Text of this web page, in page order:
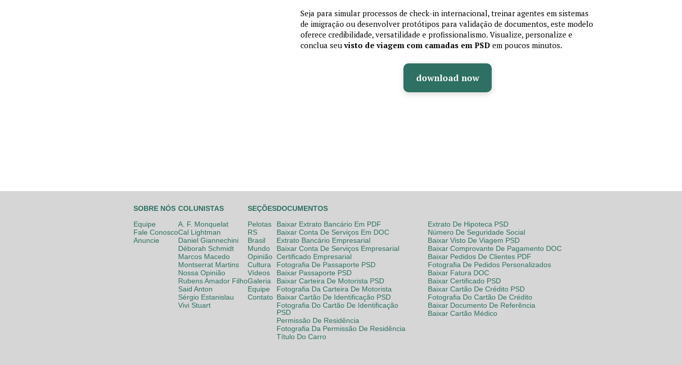
Seja para simular processos de check-in internacional, treinar agentes em sistemas
de imigração ou desenvolver protótipos para validação de documentos, este modelo
oferece credibilidade, versatilidade e profissionalismo. Visualize, personalize e
conclua seuvisto de viagem com camadas em PSD em poucos minutos.
download now
SOBRE NÓS
Equipe
Fale Conosco
Anuncie
COLUNISTAS
A. F. Monquelat
Cal Lightman
Daniel Giannechini
Déborah Schmidt
Marcos Macedo
Montserrat Martins
Nossa Opinião
Rubens Amador Filho
Said Anton
Sérgio Estanislau
Vivi Stuart
SEÇÕES
Pelotas
RS
Brasil
Mundo
Opinião
Cultura
Vídeos
Galeria
Equipe
Contato
DOCUMENTOS
Baixar Extrato Bancário Em PDF
Baixar Conta De Serviços Em DOC
Extrato Bancário Empresarial
Baixar Conta De Serviços Empresarial
Certificado Empresarial
Fotografia De Passaporte PSD
Baixar Passaporte PSD
Baixar Carteira De Motorista PSD
Fotografia Da Carteira De Motorista
Baixar Cartão De Identificação PSD
Fotografia Do Cartão De Identificação
PSD
Permissão De Residência
Fotografia Da Permissão De Residência
Título Do Carro
Extrato De Hipoteca PSD
Número De Seguridade Social
Baixar Visto De Viagem PSD
Baixar Comprovante De Pagamento DOC
Baixar Pedidos De Clientes PDF
Fotografia De Pedidos Personalizados
Baixar Fatura DOC
Baixar Certificado PSD
Baixar Cartão De Crédito PSD
Fotografia Do Cartão De Crédito
Baixar Documento De Referência
Baixar Cartão Médico